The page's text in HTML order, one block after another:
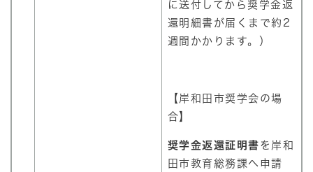
に送付してから奨学金返
還明細書が届くまで約2
週間かかります。）
【岸和田市奨学会の場
合】
奨学金返還証明書 を岸和
田市教育総務課へ申請